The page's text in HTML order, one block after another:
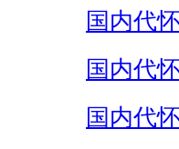
国内代
国内代
国内代